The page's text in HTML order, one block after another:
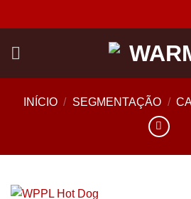
to
INÍCIO / SEGMENTAÇÃO /